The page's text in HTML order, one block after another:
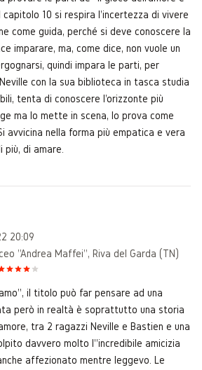
capitolo 10 si respira l'incertezza di vivere
come guida, perché si deve conoscere la
imparare, ma, come dice, non vuole un
quindi impara le parti, per
con la sua biblioteca in tasca studia
tenta di conoscere l'orizzonte più
ma lo mette in scena, lo prova come
avvicina nella forma più empatica e vera
di amare.
20:09
"Andrea Maffei", Riva del Garda (TN)
il titolo può far pensare ad una
però in realtà è soprattutto una storia
tra 2 ragazzi Neville e Bastien e una
davvero molto l''incredibile amicizia
affezionato mentre leggevo. Le